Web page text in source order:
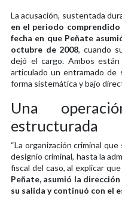
La acusación, sustentada
en el periodo
fecha en que Peñate
octubre de 2008, cuando
dejó el cargo. Ambos
articulado un entramado de
forma sistemática y bajo
Una
estructurada
“La organización criminal
designio criminal, hasta la
fiscal del caso, al explicar que
Peñate, asumió la
su salida y continuó con el